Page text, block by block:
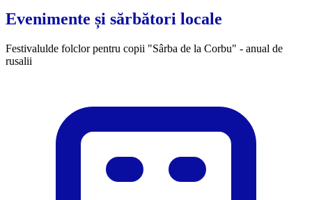
Evenimente și sărbători locale
Festivalulde folclor pentru copii "Sârba de la Corbu" - anual de
rusalii